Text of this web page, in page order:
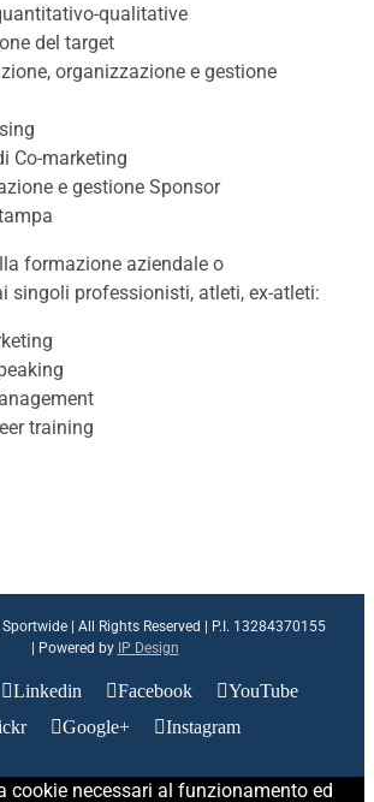
qualitative
del target
organizzazione e gestione
Co-marketing
e gestione Sponsor
formazione aziendale o
singoli professionisti, atleti, ex-atleti:
training
| All Rights Reserved | P.I. 13284370155
| Powered by IP Design
Linkedin Facebook
YouTube
Google+ Instagram
cookie necessari al funzionamento ed